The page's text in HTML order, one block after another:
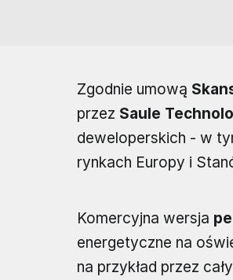
Zgodnie umową
przez Saule
deweloperskich - w
rynkach Europy i
Komercyjna wersja
energetyczne na
na przykład przez